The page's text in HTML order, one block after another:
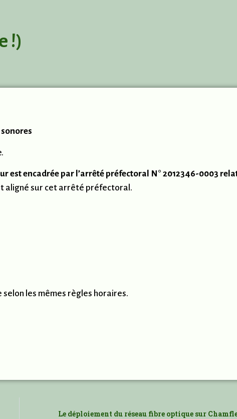
!)
est encadrée par l’arrêté préfectoral N° 2012346-0003
aligné sur cet arrêté préfectoral.
les mêmes règles horaires.
Le déploiement du réseau fibre optique sur